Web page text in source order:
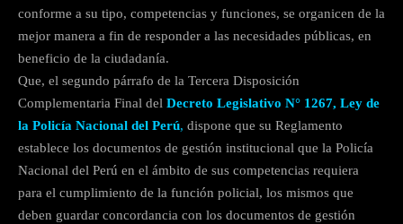
conforme a su tipo, competencias y funciones, se organicen de la
mejor manera a fin de responder a las necesidades públicas, en
beneficio de la ciudadanía.
Que, el segundo párrafo de la Tercera Disposición
Complementaria Final del Decreto Legislativo N° 1267, Ley de
la Policía Nacional del Perú, dispone que su Reglamento
establece los documentos de gestión institucional que la Policía
Nacional del Perú en el ámbito de sus competencias requiera
para el cumplimiento de la función policial, los mismos que
deben guardar concordancia con los documentos de gestión